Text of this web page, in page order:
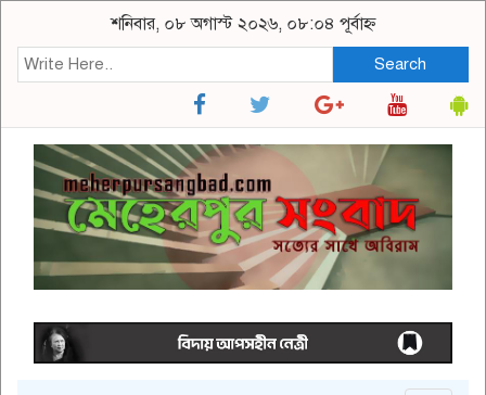
শনিবার, ০৮ অগাস্ট ২০২৬, ০৮:০৪ পূর্বাহ্ন
Search